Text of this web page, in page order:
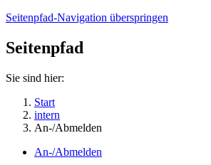
Seitenpfad-Navigation überspringen
Seitenpfad
Sie sind hier:
Start
intern
An-/Abmelden
An-/Abmelden